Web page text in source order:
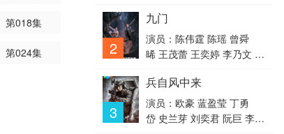
第018集
第024集
晞 王奕婷
2
九门
演员：陈伟霆 陈瑶 曾舜
晞 王茂蕾 王奕婷 李乃文 释
豪 徐正溪 章涛 王祖一 刘
畅 杨钧丞 杨昊博 陈鸿锦 吴
圣麒 林秋楠 扈帷 雷丰瑞
3
兵自风中来
演员：欧豪 蓝盈莹 丁勇
岱 史兰芽 刘奕君 阮巨 李幼